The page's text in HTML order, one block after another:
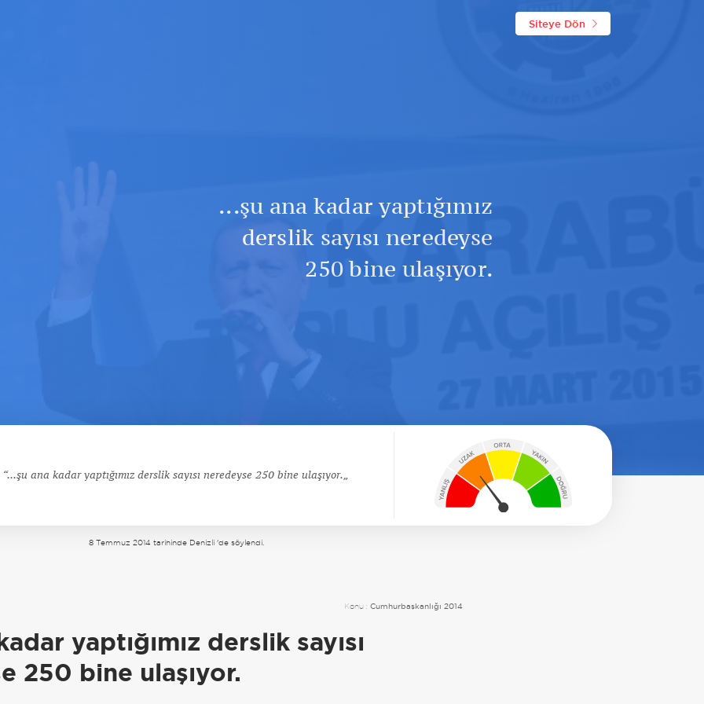
Siteye Dön
...şu ana kadar yaptığımız
derslik sayısı neredeyse
250 bine ulaşıyor.
...şu ana kadar yaptığımız derslik sayısı neredeyse 250 bine ulaşıyor.
8 Temmuz 2014 tarihinde Denizli 'de söylendi.
Konu : Cumhurbaşkanlığı 2014
yaptığımız derslik sayısı
250 bine ulaşıyor.